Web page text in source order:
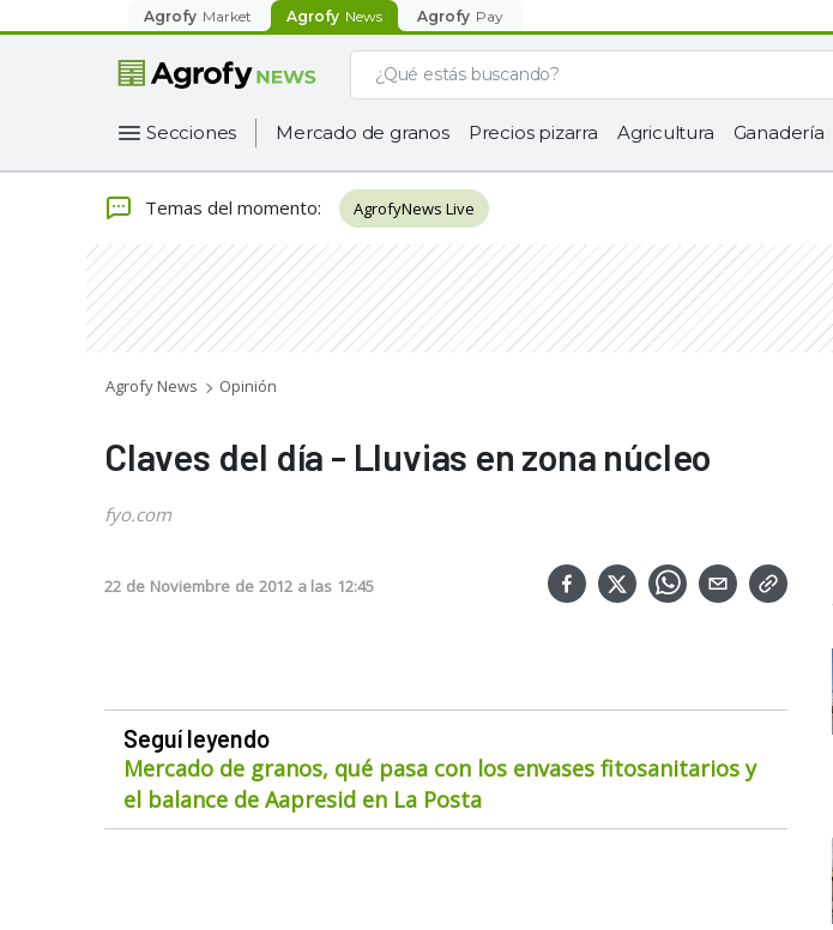
Agrofy Market Agrofy News Agrofy Pay
Secciones Mercado de granos Precios pizarra Agricultura Ganadería
Temas del momento: AgrofyNews Live
Agrofy News Opinión
Claves del día - Lluvias en zona núcleo
fyo.com
22 de Noviembre de 2012 a las 12:45
Seguí leyendo
Mercado de granos, qué pasa con los envases fitosanitarios y
el balance de Aapresid en La Posta